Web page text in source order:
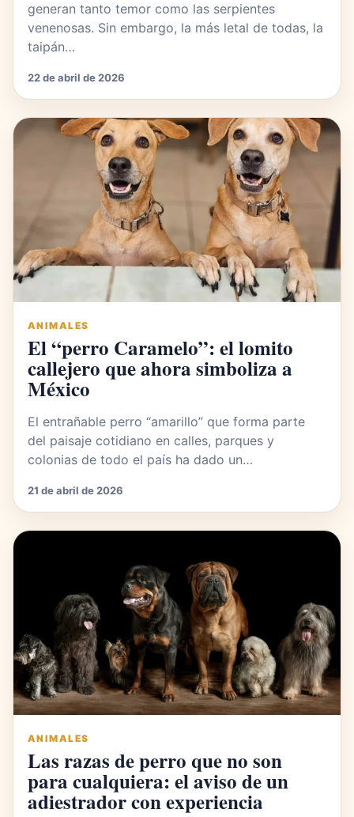
generan tanto temor como las serpientes
venenosas. Sin embargo, la más letal de todas, la
taipán…
22 de abril de 2026
ANIMALES
El “perro Caramelo”: el lomito
callejero que ahora simboliza a
México
El entrañable perro “amarillo” que forma parte
del paisaje cotidiano en calles, parques y
colonias de todo el país ha dado un…
21 de abril de 2026
ANIMALES
Las razas de perro que no son
para cualquiera: el aviso de un
adiestrador con experiencia